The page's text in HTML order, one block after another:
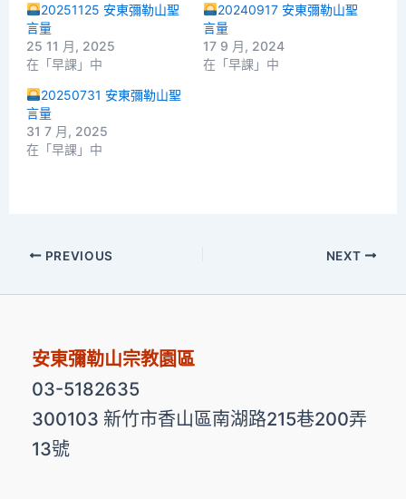
20251125 安東彌勒山聖
言量
25 11 月, 2025
在「早課」中
20240917 安東彌勒山聖
言量
17 9 月, 2024
在「早課」中
20250731 安東彌勒山聖
言量
31 7 月, 2025
在「早課」中
PREVIOUS NEXT
安東彌勒山宗教園區
03-5182635
300103 新竹市香山區南湖路215巷200弄
13號